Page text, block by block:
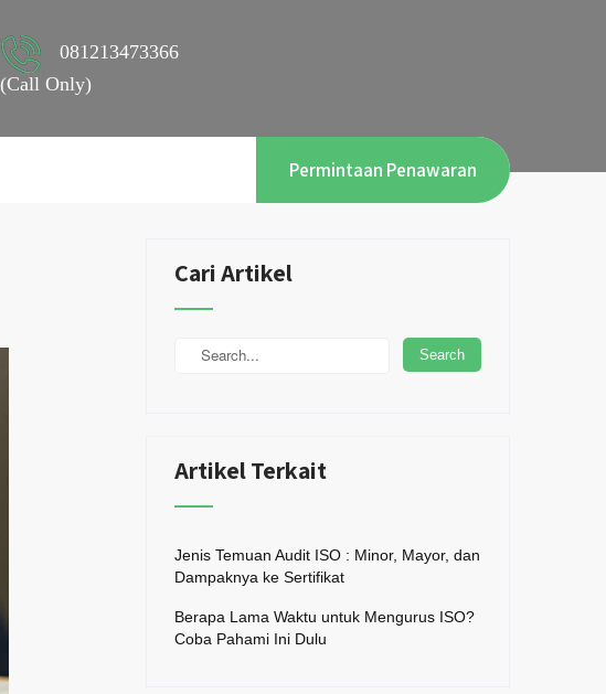
081213473366
(Call Only)
Permintaan Penawaran
Cari Artikel
Artikel Terkait
Jenis Temuan Audit ISO : Minor, Mayor, dan
Dampaknya ke Sertifikat
Berapa Lama Waktu untuk Mengurus ISO?
Coba Pahami Ini Dulu